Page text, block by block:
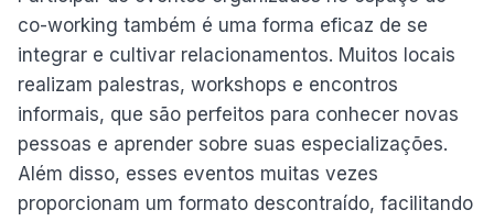
co-working também é uma forma eficaz de se
integrar e cultivar relacionamentos. Muitos locais
realizam palestras, workshops e encontros
informais, que são perfeitos para conhecer novas
pessoas e aprender sobre suas especializações.
Além disso, esses eventos muitas vezes
proporcionam um formato descontraído, facilitando